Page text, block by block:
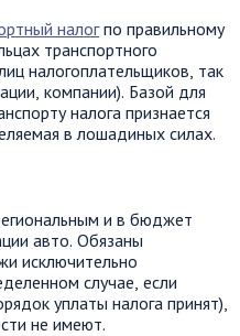
налогпо правильному
транспортного
налогоплательщиков, так
компании). Базой для
налога признается
в лошадиных силах.
и в бюджет
авто. Обязаны
исключительно
случае, если
уплаты налога принят),
не имеют.